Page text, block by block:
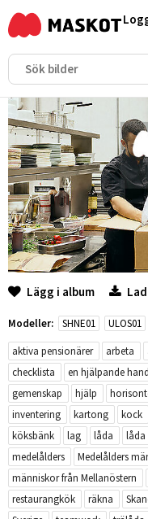
Lägg i album
Modeller: SHNE01
ULOS01
aktiva pensionärer
arbeta
checklista
en hjälpande hand
gemenskap
hjälp
inventering
kartong kock
köksbänk
lag låda låda
medelålders
Medelålders
människor från Mellanöstern
restaurangkök
räkna